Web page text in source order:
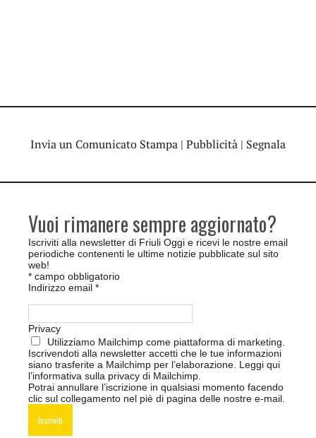
Invia un Comunicato Stampa | Pubblicità | Segnala
Vuoi rimanere sempre aggiornato?
Iscriviti alla newsletter di Friuli Oggi e ricevi le nostre email
periodiche contenenti le ultime notizie pubblicate sul sito
web!
* campo obbligatorio
Indirizzo email *
Privacy
Utilizziamo Mailchimp come piattaforma di marketing.
Iscrivendoti alla newsletter accetti che le tue informazioni
siano trasferite a Mailchimp per l’elaborazione. Leggi qui
l’informativa sulla privacy di Mailchimp.
Potrai annullare l’iscrizione in qualsiasi momento facendo
clic sul collegamento nel piè di pagina delle nostre e-mail.